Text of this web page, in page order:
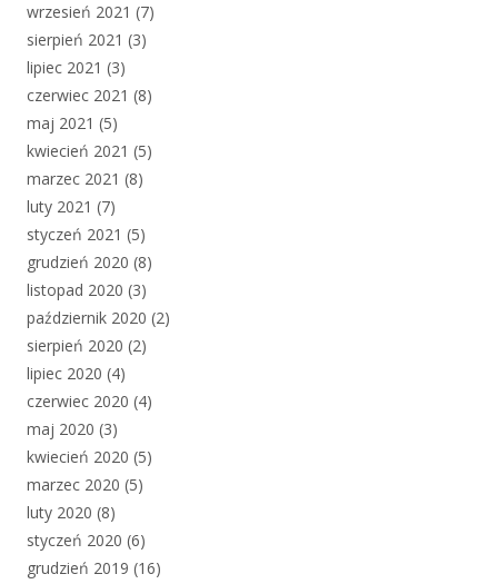
wrzesień 2021 (7)
sierpień 2021 (3)
lipiec 2021 (3)
czerwiec 2021 (8)
maj 2021 (5)
kwiecień 2021 (5)
marzec 2021 (8)
luty 2021 (7)
styczeń 2021 (5)
grudzień 2020 (8)
listopad 2020 (3)
październik 2020 (2)
sierpień 2020 (2)
lipiec 2020 (4)
czerwiec 2020 (4)
maj 2020 (3)
kwiecień 2020 (5)
marzec 2020 (5)
luty 2020 (8)
styczeń 2020 (6)
grudzień 2019 (16)